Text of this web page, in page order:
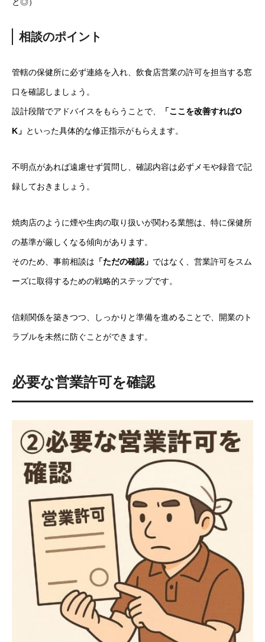
相談のポイント
管轄の保健所に必ず連絡を入れ、飲食店営業の許可を担当する窓
口を確認しましょう。
設計段階でアドバイスをもらうことで、 「ここを改善すればO
K」 といった具体的な修正指示がもらえます。
不明点があれば遠慮せず質問し、確認内容は必ずメモや録音で記
録しておきましょう。
焼肉店のように煙や生肉の取り扱いが関わる業態は、特に保健所
の基準が厳しくなる傾向があります。
そのため、事前相談は 「ただの確認」 ではなく、営業許可をスム
ーズに取得するための戦略的ステップです。
信頼関係を築きつつ、しっかりと準備を進めることで、開業のト
ラブルを未然に防ぐことができます。
必要な営業許可を確認